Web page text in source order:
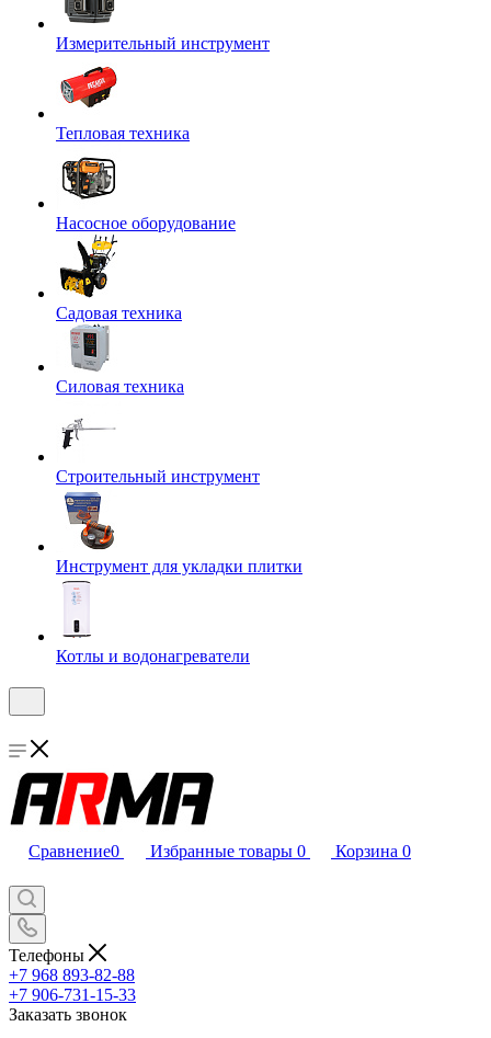
Измерительный инструмент
Тепловая техника
Насосное оборудование
Садовая техника
Силовая техника
Строительный инструмент
Инструмент для укладки плитки
Котлы и водонагреватели
Сравнение0 Избранные товары 0 Корзина 0
Телефоны
+7 968 893-82-88
+7 906-731-15-33
Заказать звонок